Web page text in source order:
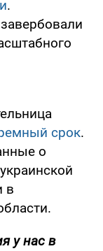
.
срок.
о
в
у нас в